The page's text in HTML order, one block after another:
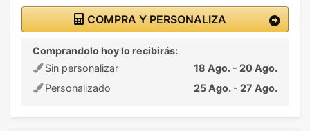
COMPRA Y PERSONALIZA
Comprandolo hoy lo recibirás:
Sin personalizar
18 Ago. - 20 Ago.
Personalizado
25 Ago. - 27 Ago.